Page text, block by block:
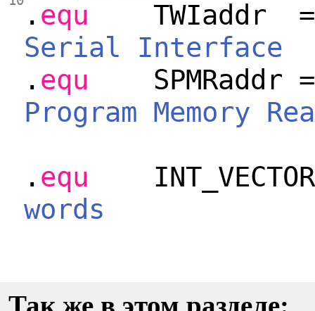
. equ
TWIaddr
Serial Interface
. equ
Program Memory
. equ
words